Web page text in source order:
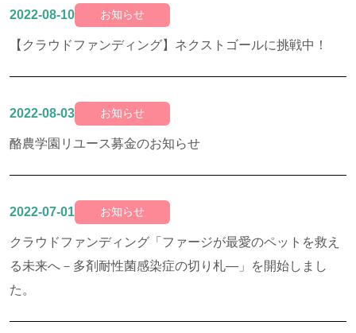
2022-08-10 お知らせ
【クラウドファンディング】ネクストゴールに挑戦中！
2022-08-03 お知らせ
酪農学園リユース募金のお知らせ
2022-07-01 お知らせ
クラウドファンディング「ファージが最愛のペットを救え
る未来へ－多剤耐性菌感染症の切り札―」を開始しまし
た。